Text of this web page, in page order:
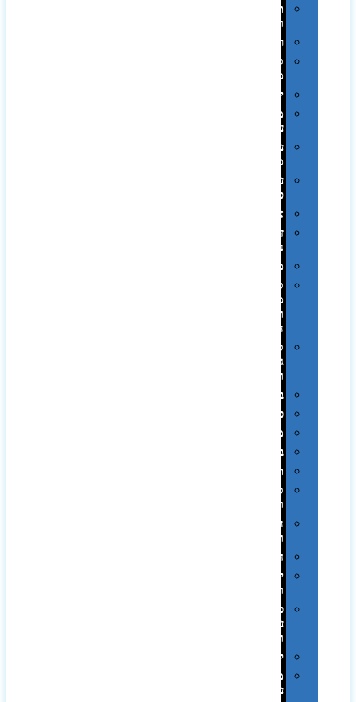
תערוכות
וכנסים
רמקולים
סוכריות
ממותגות
יודאיקה
מארזי
עטים
עטי
מתכת
עטי
פלסטיק
אוזניות
זכרונות
ניידים
מפצלים
סביבת
מחשב
וציוד
היקפי
סוללות
גיבוי
ומטענים
ביגוד
כובעים
מגבות
בקבוקים
תרמי
ספלים
וכוסות
הוקרה
ואומנות
חגים
יין
ומארזים
כלי
עבודה
ופנסים
למטבח
מוצרי
עור